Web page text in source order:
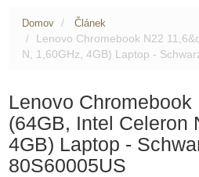
Domov Článek
Lenovo Chromebook N22
N, 1,60GHz, 4GB) Laptop -
Lenovo Chromebook
(64GB, Intel Celeron
4GB) Laptop -
80S60005US